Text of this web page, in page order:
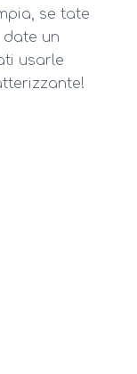
se tate
un
usarle